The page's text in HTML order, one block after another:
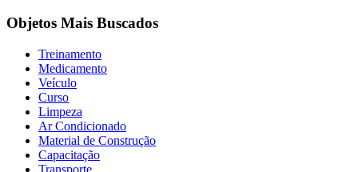
Objetos Mais Buscados
Treinamento
Medicamento
Veículo
Curso
Limpeza
Ar Condicionado
Material de Construção
Capacitação
Transporte